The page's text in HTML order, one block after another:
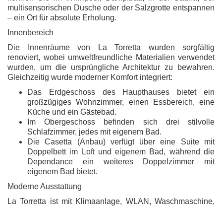
multisensorischen Dusche oder der Salzgrotte entspannen
– ein Ort für absolute Erholung.
Innenbereich
Die Innenräume von La Torretta wurden sorgfältig
renoviert, wobei umweltfreundliche Materialien verwendet
wurden, um die ursprüngliche Architektur zu bewahren.
Gleichzeitig wurde moderner Komfort integriert:
Das Erdgeschoss des Haupthauses bietet ein
großzügiges Wohnzimmer, einen Essbereich, eine
Küche und ein Gästebad.
Im Obergeschoss befinden sich drei stilvolle
Schlafzimmer, jedes mit eigenem Bad.
Die Casetta (Anbau) verfügt über eine Suite mit
Doppelbett im Loft und eigenem Bad, während die
Dependance ein weiteres Doppelzimmer mit
eigenem Bad bietet.
Moderne Ausstattung
La Torretta ist mit Klimaanlage, WLAN, Waschmaschine,